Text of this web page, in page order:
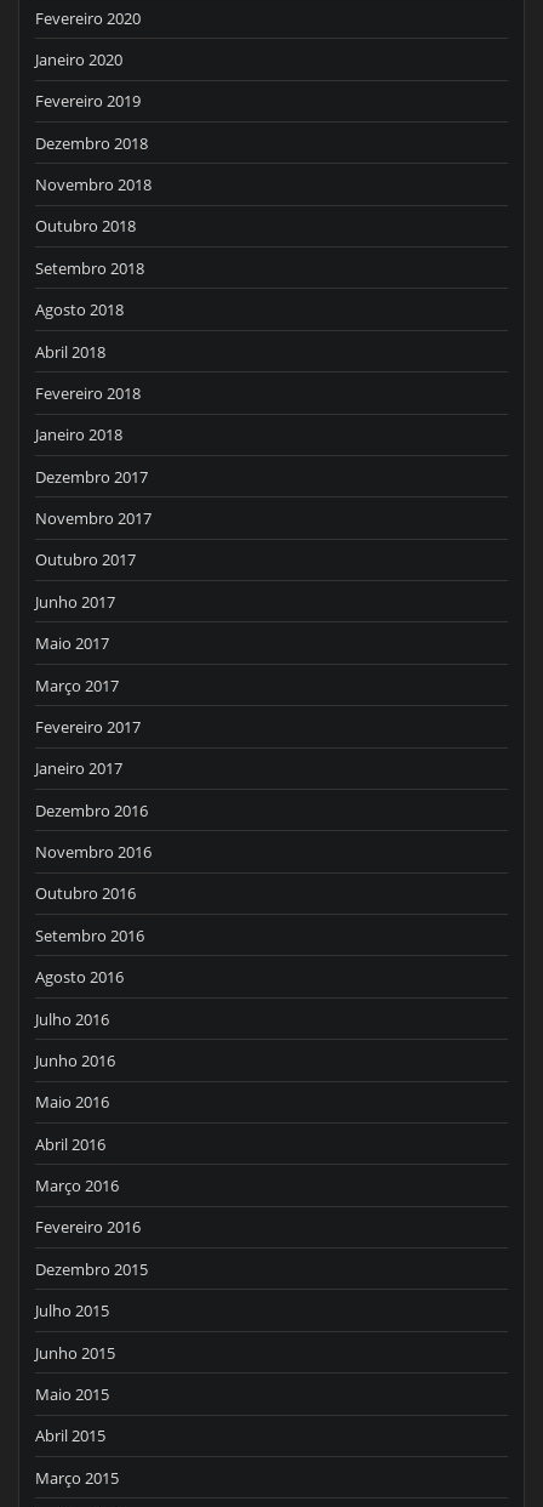
Fevereiro 2020
Janeiro 2020
Fevereiro 2019
Dezembro 2018
Novembro 2018
Outubro 2018
Setembro 2018
Agosto 2018
Abril 2018
Fevereiro 2018
Janeiro 2018
Dezembro 2017
Novembro 2017
Outubro 2017
Junho 2017
Maio 2017
Março 2017
Fevereiro 2017
Janeiro 2017
Dezembro 2016
Novembro 2016
Outubro 2016
Setembro 2016
Agosto 2016
Julho 2016
Junho 2016
Maio 2016
Abril 2016
Março 2016
Fevereiro 2016
Dezembro 2015
Julho 2015
Junho 2015
Maio 2015
Abril 2015
Março 2015